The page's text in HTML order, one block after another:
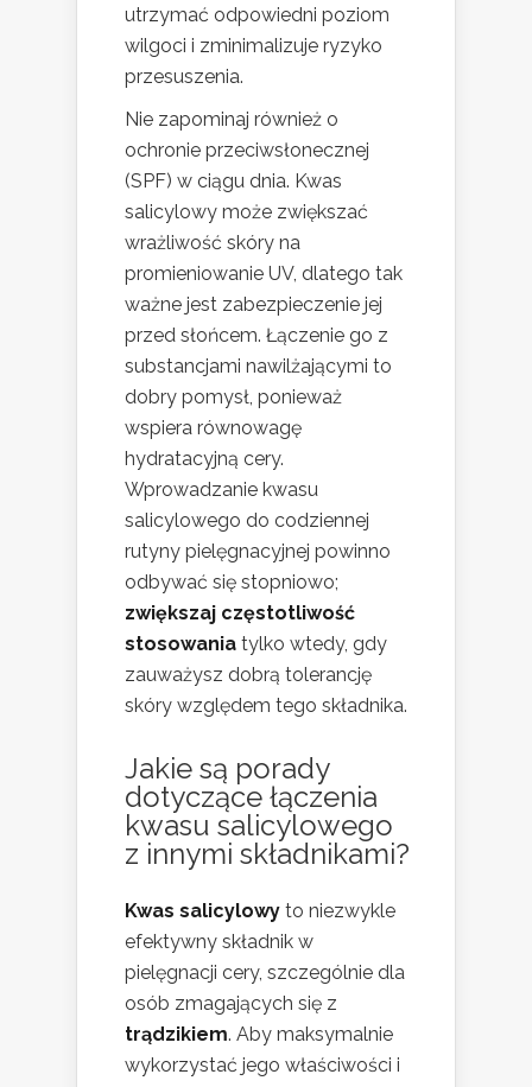
utrzymać odpowiedni poziom
wilgoci i zminimalizuje ryzyko
przesuszenia.
Nie zapominaj również o
ochronie przeciwsłonecznej
(SPF) w ciągu dnia. Kwas
salicylowy może zwiększać
wrażliwość skóry na
promieniowanie UV, dlatego tak
ważne jest zabezpieczenie jej
przed słońcem. Łączenie go z
substancjami nawilżającymi to
dobry pomysł, ponieważ
wspiera równowagę
hydratacyjną cery.
Wprowadzanie kwasu
salicylowego do codziennej
rutyny pielęgnacyjnej powinno
odbywać się stopniowo;
zwiększaj częstotliwość
stosowania tylko wtedy, gdy
zauważysz dobrą tolerancję
skóry względem tego składnika.
Jakie są porady
dotyczące łączenia
kwasu salicylowego
z innymi składnikami?
Kwas salicylowy to niezwykle
efektywny składnik w
pielęgnacji cery, szczególnie dla
osób zmagających się z
trądzikiem. Aby maksymalnie
wykorzystać jego właściwości i